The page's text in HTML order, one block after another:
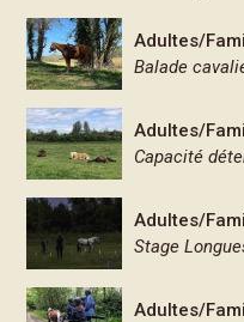
Adultes/
Balade
Adultes/
Capacité
Adultes/
Stage
Adultes/